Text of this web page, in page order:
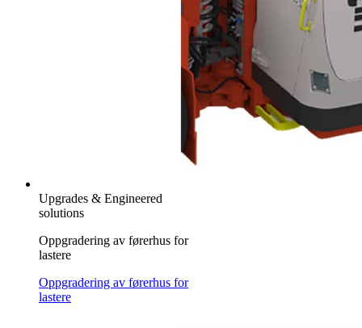
Upgrades & Engineered
solutions
Oppgradering av førerhus for
lastere
Oppgradering av førerhus for
lastere